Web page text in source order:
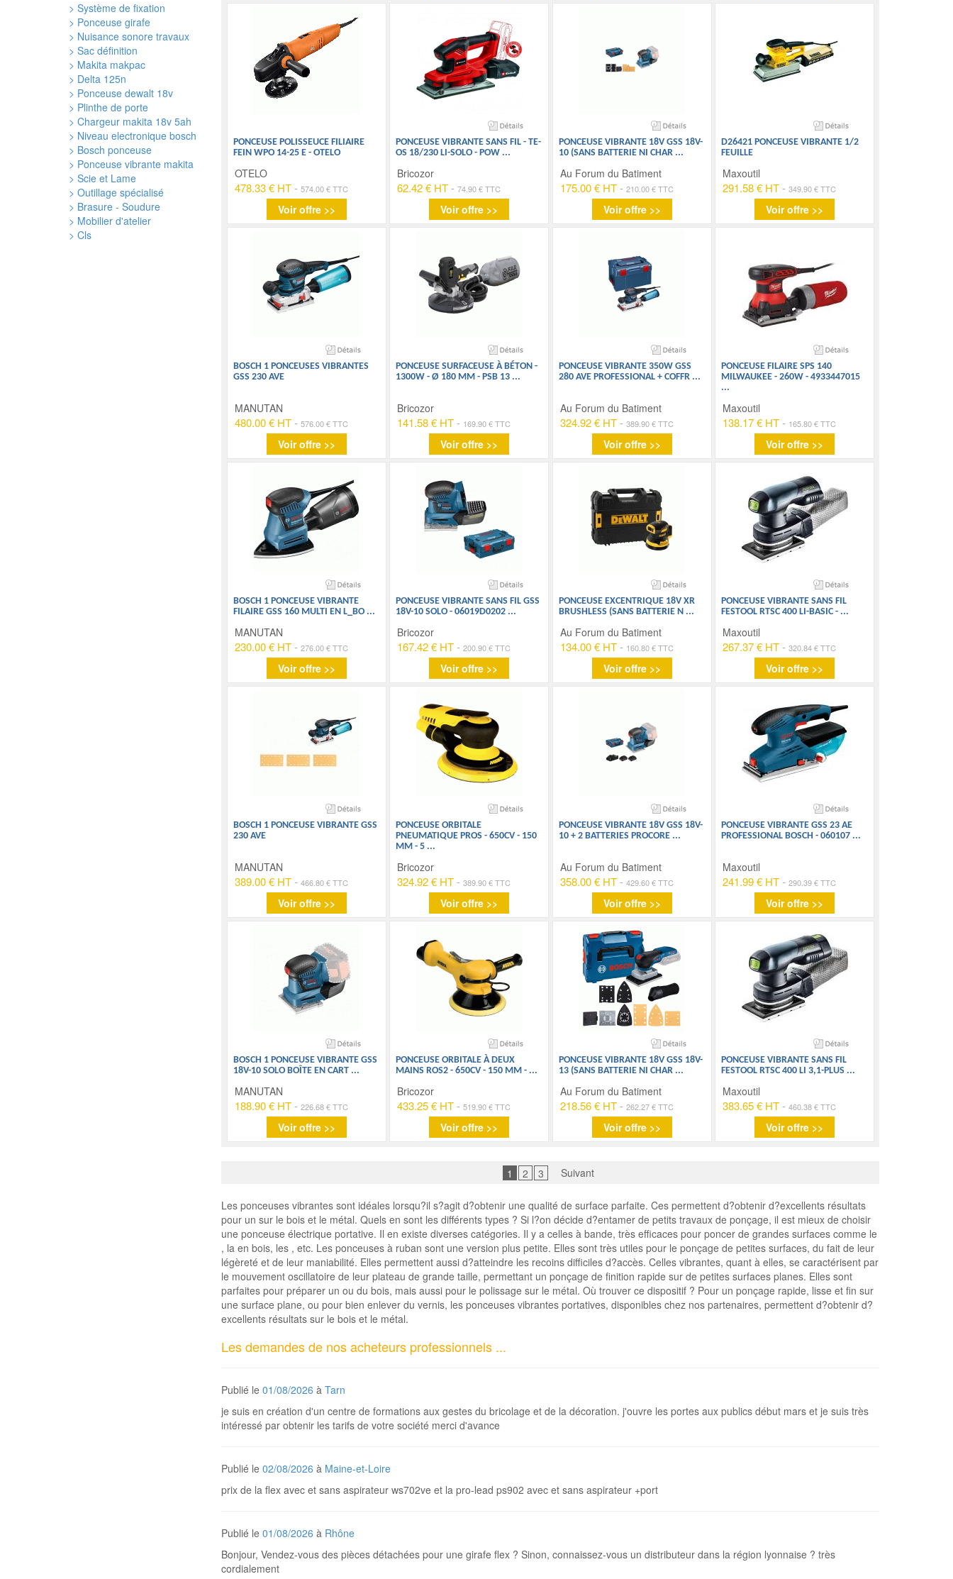
> Système de fixation
> Ponceuse girafe
> Nuisance sonore travaux
> Sac définition
> Makita makpac
> Delta 125n
> Ponceuse dewalt 18v
> Plinthe de porte
> Chargeur makita 18v 5ah
> Niveau electronique bosch
> Bosch ponceuse
> Ponceuse vibrante makita
> Scie et Lame
> Outillage spécialisé
> Brasure - Soudure
> Mobilier d'atelier
> Cls
PONCEUSE POLISSEUCE FILIAIRE
FEIN WPO 14-25 E - OTELO
OTELO
478.33 € HT - 574.00 € TTC
Voir offre >>
PONCEUSE VIBRANTE SANS FIL - TE-
OS 18/230 LI-SOLO - POW ...
Bricozor
62.42 € HT-74.90 € TTC
Voir offre >>
PONCEUSE VIBRANTE 18V GSS 18V-
10 (SANS BATTERIE NI CHAR ...
Au Forum du Batiment
175.00 € HT - 210.00 € TTC
Voir offre >>
D26421 PONCEUSE VIBRANTE 1/2
FEUILLE
Maxoutil
291.58 € HT-349.90 € TTC
Voir offre >>
BOSCH 1 PONCEUSES VIBRANTES
GSS 230 AVE
MANUTAN
480.00 € HT - 576.00 € TTC
Voir offre >>
PONCEUSE SURFACEUSE À BÉTON -
1300W - Ø 180 MM - PSB 13 ...
Bricozor
141.58 € HT- 169.90 € TTC
Voir offre >>
PONCEUSE VIBRANTE 350W GSS
280 AVE PROFESSIONAL + COFFR ...
Au Forum du Batiment
324.92 € HT - 389.90 € TTC
Voir offre >>
PONCEUSE FILAIRE SPS 140
MILWAUKEE - 260W - 4933447015
...
Maxoutil
138.17 € HT- 165.80 € TTC
Voir offre >>
BOSCH 1 PONCEUSE VIBRANTE
FILAIRE GSS 160 MULTI EN L_BO ...
MANUTAN
230.00 € HT - 276.00 € TTC
Voir offre >>
PONCEUSE VIBRANTE SANS FIL GSS
18V-10 SOLO - 06019D0202 ...
Bricozor
167.42 € HT-200.90 € TTC
Voir offre >>
PONCEUSE EXCENTRIQUE 18V XR
BRUSHLESS (SANS BATTERIE N ...
Au Forum du Batiment
134.00 € HT - 160.80 € TTC
Voir offre >>
PONCEUSE VIBRANTE SANS FIL
FESTOOL RTSC 400 LI-BASIC - ...
Maxoutil
267.37 € HT-320.84 € TTC
Voir offre >>
BOSCH 1 PONCEUSE VIBRANTE GSS
230 AVE
MANUTAN
389.00 € HT - 466.80 € TTC
Voir offre >>
PONCEUSE ORBITALE
PNEUMATIQUE PROS - 650CV - 150
MM - 5 ...
Bricozor
324.92 € HT-389.90 € TTC
Voir offre >>
PONCEUSE VIBRANTE 18V GSS 18V-
10 + 2 BATTERIES PROCORE ...
Au Forum du Batiment
358.00 € HT - 429.60 € TTC
Voir offre >>
PONCEUSE VIBRANTE GSS 23 AE
PROFESSIONAL BOSCH - 060107 ...
Maxoutil
241.99 € HT-290.39 € TTC
Voir offre >>
BOSCH 1 PONCEUSE VIBRANTE GSS
18V-10 SOLO BOÎTE EN CART ...
MANUTAN
188.90 € HT - 226.68 € TTC
Voir offre >>
PONCEUSE ORBITALE À DEUX
MAINS ROS2 - 650CV - 150 MM - ...
Bricozor
433.25 € HT-519.90 € TTC
Voir offre >>
PONCEUSE VIBRANTE 18V GSS 18V-
13 (SANS BATTERIE NI CHAR ...
Au Forum du Batiment
218.56 € HT - 262.27 € TTC
Voir offre >>
PONCEUSE VIBRANTE SANS FIL
FESTOOL RTSC 400 LI 3,1-PLUS ...
Maxoutil
383.65 € HT-460.38 € TTC
Voir offre >>
1 2 3 Suivant
Les ponceuses vibrantes sont idéales lorsqu?il s?agit d?obtenir une qualité de surface parfaite. Ces permettent d?obtenir d?excellents résultats
pour un sur le bois et le métal. Quels en sont les différents types ? Si l?on décide d?entamer de petits travaux de ponçage, il est mieux de choisir
une ponceuse électrique portative. Il en existe diverses catégories. Il y a celles à bande, très efficaces pour poncer de grandes surfaces comme le
, la en bois, les , etc. Les ponceuses à ruban sont une version plus petite. Elles sont très utiles pour le ponçage de petites surfaces, du fait de leur
légèreté et de leur maniabilité. Elles permettent aussi d?atteindre les recoins difficiles d?accès. Celles vibrantes, quant à elles, se caractérisent par
le mouvement oscillatoire de leur plateau de grande taille, permettant un ponçage de finition rapide sur de petites surfaces planes. Elles sont
parfaites pour préparer un ou du bois, mais aussi pour le polissage sur le métal. Où trouver ce dispositif ? Pour un ponçage rapide, lisse et fin sur
une surface plane, ou pour bien enlever du vernis, les ponceuses vibrantes portatives, disponibles chez nos partenaires, permettent d?obtenir d?
excellents résultats sur le bois et le métal.
Les demandes de nos acheteurs professionnels ...
Publié le01/08/2026 àTarn
je suis en création d'un centre de formations aux gestes du bricolage et de la décoration. j'ouvre les portes aux publics début mars et je suis très
intéressé par obtenir les tarifs de votre société merci d'avance
Publié le02/08/2026 à Maine-et-Loire
prix de la flex avec et sans aspirateur ws702ve et la pro-lead ps902 avec et sans aspirateur +port
Publié le01/08/2026 à Rhône
Bonjour, Vendez-vous des pièces détachées pour une girafe flex ? Sinon, connaissez-vous un distributeur dans la région lyonnaise ? très
cordialement